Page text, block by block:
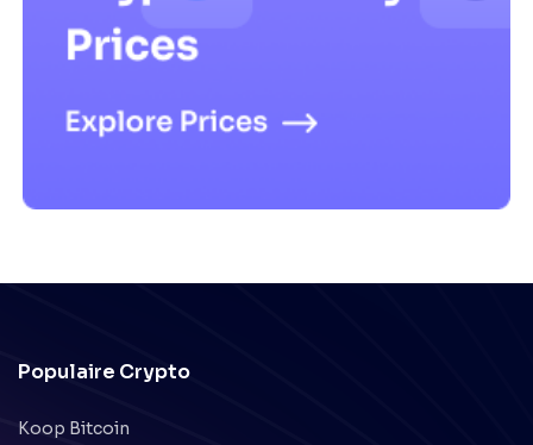
Populaire Crypto
Koop Bitcoin